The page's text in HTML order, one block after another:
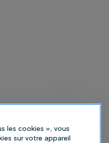
les cookies », vous
sur votre appareil